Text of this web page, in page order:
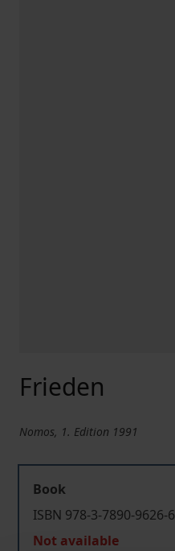
Frieden
Nomos, 1. Edition 1991
Book
ISBN 978-3-7890-9626-6
Not available